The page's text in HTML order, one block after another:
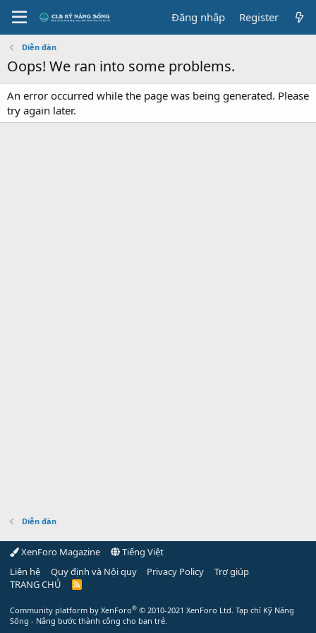
Đăng nhập Register
Diễn đàn
Oops! We ran into some problems.
An error occurred while the page was being generated. Please
try again later.
Diễn đàn
XenForo Magazine
Tiếng Việt
Liên hệ
Quy định và Nội quy Privacy Policy
Trợ giúp
TRANG CHỦ
R
Community platform by XenForo® © 2010-2021 XenForo Ltd. Tạp chí Kỹ Năng
Sống - Nâng bước thành công cho bạn trẻ.